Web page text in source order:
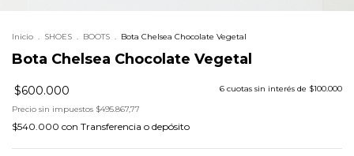
Inicio . SHOES . BOOTS . Bota Chelsea Chocolate Vegetal
Bota Chelsea Chocolate Vegetal
$600.000 6 cuotas sin interés de $100.000
Precio sin impuestos $495.867,77
$540.000 con Transferencia o depósito